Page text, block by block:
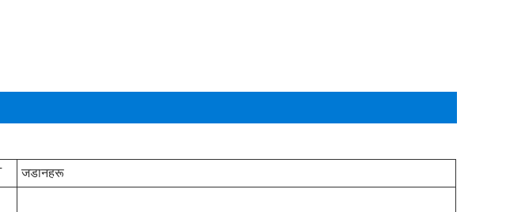
जडानहरू